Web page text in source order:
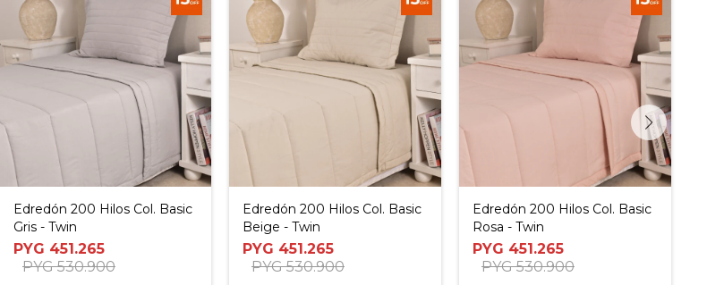
Edredón 200 Hilos Col. Basic
Gris - Twin
PYG 451.265
PYG 530.900
Edredón 200 Hilos Col. Basic
Beige - Twin
PYG 451.265
PYG 530.900
Edredón 200 Hilos Col. Basic
Rosa - Twin
PYG 451.265
PYG 530.900